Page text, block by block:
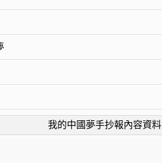
我的中國夢手抄報內容資料